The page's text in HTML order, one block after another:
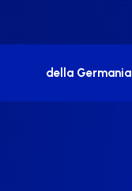
della Germania